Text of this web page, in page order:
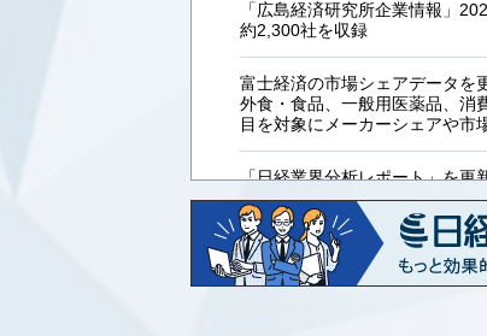
「広島経済研究所企業情報」
約2,300社を収録
富士経済の市場シェアデータを
外食・食品、一般用医薬品、消
目を対象にメーカーシェアや市
「日経業界分析レポート」を更
「工業用プラスチック製品」「
など20業界の内容を刷新
「東洋経済海外進出企業情報」
収録